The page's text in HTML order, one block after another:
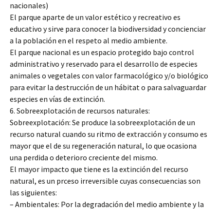
nacionales)
El parque aparte de un valor estético y recreativo es
educativo y sirve para conocer la biodiversidad y concienciar
a la población en el respeto al medio ambiente.
El parque nacional es un espacio protegido bajo control
administrativo y reservado para el desarrollo de especies
animales o vegetales con valor farmacológico y/o biológico
para evitar la destrucción de un hábitat o para salvaguardar
especies en vías de extinción.
6. Sobreexplotación de recursos naturales:
Sobreexplotación: Se produce la sobreexplotación de un
recurso natural cuando su ritmo de extracción y consumo es
mayor que el de su regeneración natural, lo que ocasiona
una perdida o deterioro creciente del mismo.
El mayor impacto que tiene es la extinción del recurso
natural, es un prceso irreversible cuyas consecuencias son
las siguientes:
– Ambientales: Por la degradación del medio ambiente y la